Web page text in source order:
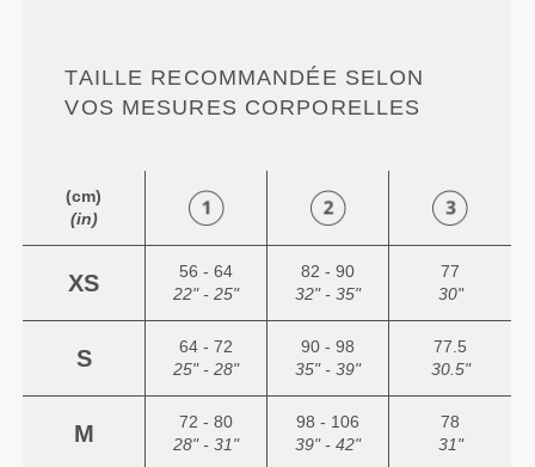
TAILLE RECOMMANDÉE SELON
VOS MESURES CORPORELLES
(cm)
(in)
XS
56 - 64
22" - 25"
82 - 90
32" - 35"
77
30"
S
64 - 72
25" - 28"
90 - 98
35" - 39"
77.5
30.5"
M
72 - 80
28" - 31"
98 - 106
39" - 42"
78
31"